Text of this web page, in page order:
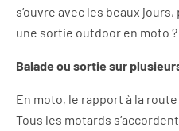
s’ouvre avec les beaux
une sortie outdoor en moto ?
Balade ou sortie sur
En moto, le rapport à la
Tous les motards